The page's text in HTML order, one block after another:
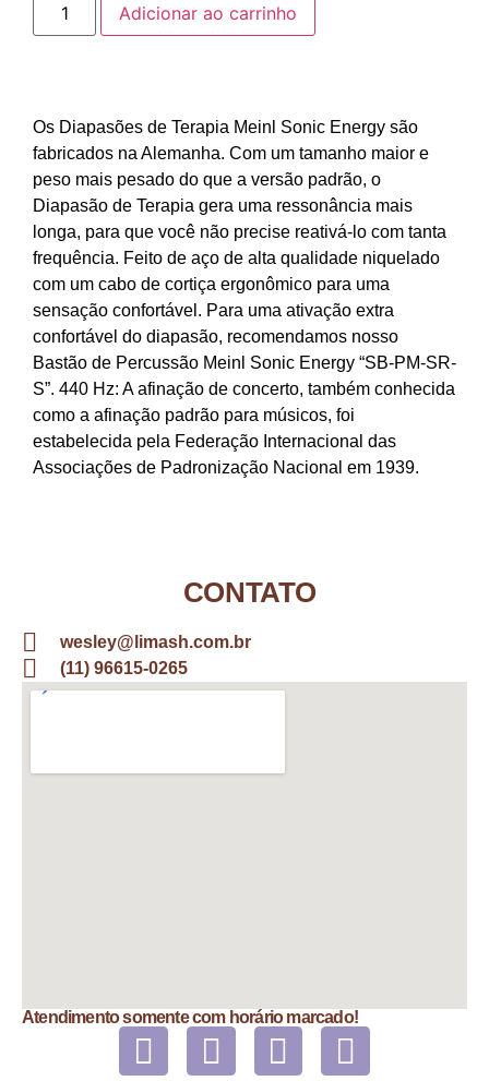
Adicionar ao carrinho
Os Diapasões de Terapia Meinl Sonic Energy são
fabricados na Alemanha. Com um tamanho maior e
peso mais pesado do que a versão padrão, o
Diapasão de Terapia gera uma ressonância mais
longa, para que você não precise reativá-lo com tanta
frequência. Feito de aço de alta qualidade niquelado
com um cabo de cortiça ergonômico para uma
sensação confortável. Para uma ativação extra
confortável do diapasão, recomendamos nosso
Bastão de Percussão Meinl Sonic Energy “SB-PM-SR-
S”. 440 Hz: A afinação de concerto, também conhecida
como a afinação padrão para músicos, foi
estabelecida pela Federação Internacional das
Associações de Padronização Nacional em 1939.
CONTATO
wesley@limash.com.br
(11) 96615-0265
Atendimento somente com horário marcado!